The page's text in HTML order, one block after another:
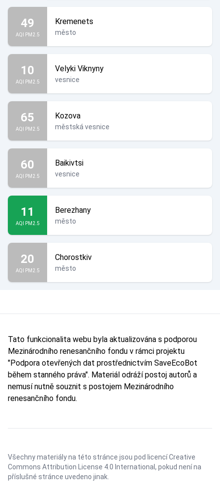
49
AQI PM2.5
Kremenets
město
10
AQI PM2.5
Velyki Viknyny
vesnice
65
AQI PM2.5
Kozova
městská vesnice
60
AQI PM2.5
Baikivtsi
vesnice
11
AQI PM2.5
Berezhany
město
20
AQI PM2.5
Chorostkiv
město
Tato funkcionalita webu byla aktualizována s podporou
Mezinárodního renesančního fondu v rámci projektu
"Podpora otevřených dat prostřednictvím SaveEcoBot
během stanného práva". Materiál odráží postoj autorů a
nemusí nutně souznit s postojem Mezinárodního
renesančního fondu.
Všechny materiály na této stránce jsou pod licencíCreative
Commons Attribution License 4.0 International , pokud není na
příslušné stránce uvedeno jinak.